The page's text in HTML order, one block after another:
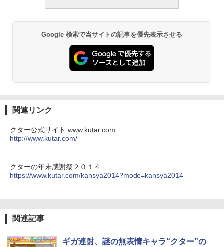
方 マニュアル AI副業にもコンテンツ作成
めのAIコーディング入門シリーズ
ードウェア・市販ソフトウェアのパーフ
ェクトリストと最新エミュレータ紹介
ション (32GB) 7インチディスプレイ、明
るさ自動調整、色調調節ライト、12週間
持続バッテリー、広告なし、メタリック
ージ、防水、7インチカラーディスプレ
￥31,980
き、グラファイト
Google 検索で当サイトの記事を優先表示させる
関連リンク
クター公式サイト www.kutar.com
http://www.kutar.com/
クターの年末感謝祭２０１４
https://www.kutar.com/kansya2014?mode=kansya2014
関連記事
ギガ連射、謎の無表情キャラ“クター”の